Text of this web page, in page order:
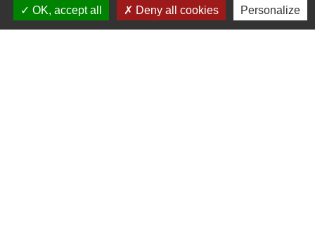
présenter.
OK, accept all
Deny all cookies Personalize